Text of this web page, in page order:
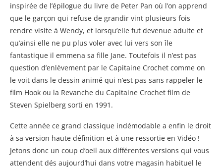
inspirée de l’épilogue du livre de Peter Pan où l’on apprend
que le garçon qui refuse de grandir vint plusieurs fois
rendre visite à Wendy, et lorsqu’elle fut devenue adulte et
qu’ainsi elle ne pu plus voler avec lui vers son île
fantastique il emmena sa fille Jane. Toutefois il n’est pas
question d’enlèvement par le Capitaine Crochet comme on
le voit dans le dessin animé qui n’est pas sans rappeler le
film Hook ou la Revanche du Capitaine Crochet film de
Steven Spielberg sorti en 1991.
Cette année ce grand classique indémodable a enfin le droit
à sa version haute définition et à une ressortie en Vidéo !
Jetons donc un coup d’oeil aux différentes versions qui vous
attendent dés aujourd’hui dans votre magasin habituel le